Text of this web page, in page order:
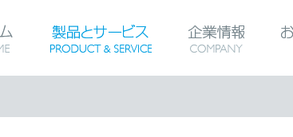
ホームHOME 製品とサービス 企業